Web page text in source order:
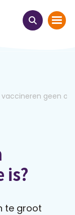
geen
is?
te groot